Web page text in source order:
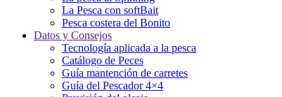
La Pesca con softBait
Pesca costera del Bonito
Datos y Consejos
Tecnología aplicada a la pesca
Catálogo de Peces
Guía mantención de carretes
Guía del Pescador 4×4